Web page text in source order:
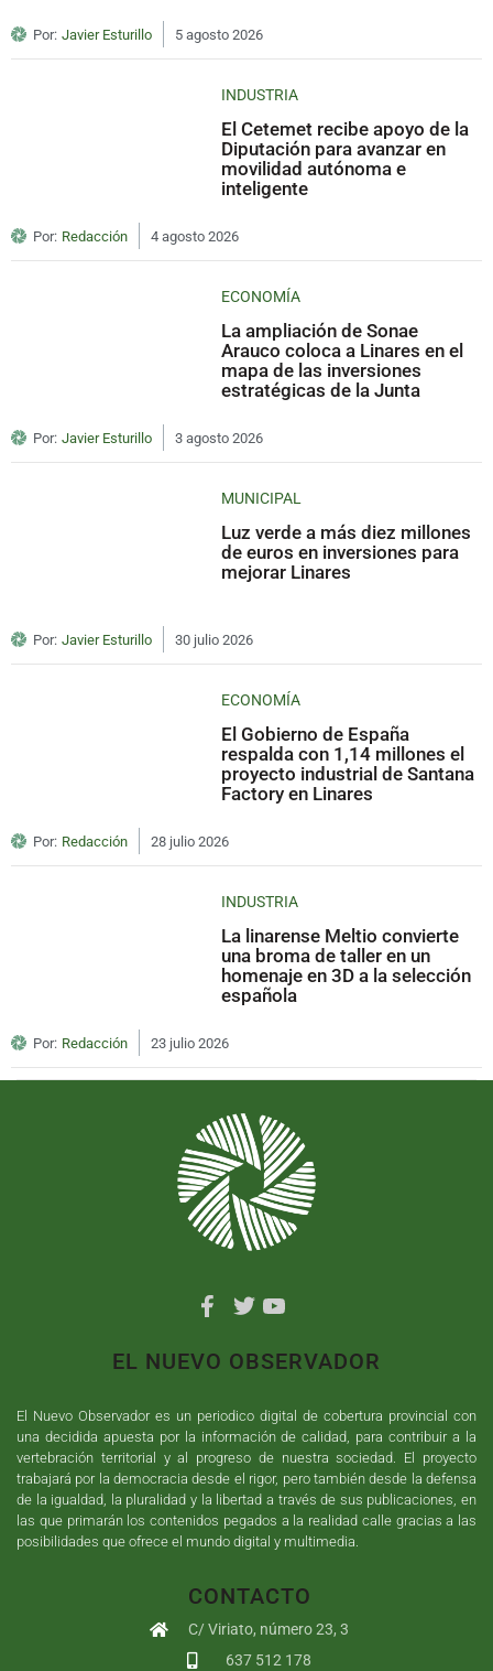
Por: Javier Esturillo 5 agosto 2026
INDUSTRIA
El Cetemet recibe apoyo de la
Diputación para avanzar en
movilidad autónoma e
inteligente
Por: Redacción 4 agosto 2026
ECONOMÍA
La ampliación de Sonae
Arauco coloca a Linares en el
mapa de las inversiones
estratégicas de la Junta
Por: Javier Esturillo 3 agosto 2026
MUNICIPAL
Luz verde a más diez millones
de euros en inversiones para
mejorar Linares
Por: Javier Esturillo 30 julio 2026
ECONOMÍA
El Gobierno de España
respalda con 1,14 millones el
proyecto industrial de Santana
Factory en Linares
Por: Redacción 28 julio 2026
INDUSTRIA
La linarense Meltio convierte
una broma de taller en un
homenaje en 3D a la selección
española
Por: Redacción 23 julio 2026
EL NUEVO OBSERVADOR
El Nuevo Observador es un periodico digital de cobertura provincial con
una decidida apuesta por la información de calidad, para contribuir a la
vertebración territorial y al progreso de nuestra sociedad. El proyecto
trabajará por la democracia desde el rigor, pero también desde la defensa
de la igualdad, la pluralidad y la libertad a través de sus publicaciones, en
las que primarán los contenidos pegados a la realidad calle gracias a las
posibilidades que ofrece el mundo digital y multimedia.
CONTACTO
C/ Viriato, número 23, 3
637 512 178